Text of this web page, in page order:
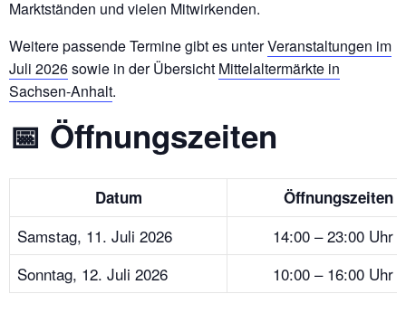
Marktständen und vielen Mitwirkenden.
Weitere passende Termine gibt es unterVeranstaltungen im
Juli 2026sowie in der Übersicht Mittelaltermärkte in
Sachsen-Anhalt.
📅 Öffnungszeiten
Datum Öffnungszeiten
Samstag, 11. Juli 2026
14:00 – 23:00 Uhr
Sonntag, 12. Juli 2026
10:00 – 16:00 Uhr